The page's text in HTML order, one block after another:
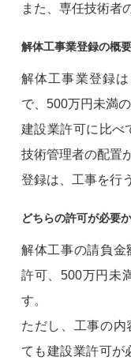
また、専任技術者
解体工事業登録の概
解体工事業登録
で、500万円未満
建設業許可に比べ
技術管理者の配置
登録は、工事を行
どちらの許可が必要
解体工事の請負金
許可、500万円未
す。
ただし、工事の内
ても建設業許可が